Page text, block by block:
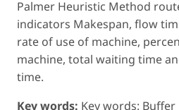
Palmer Heuristic Method
indicators Makespan, flow
rate of use of machine,
machine, total waiting time
time.
Key words: Key words: